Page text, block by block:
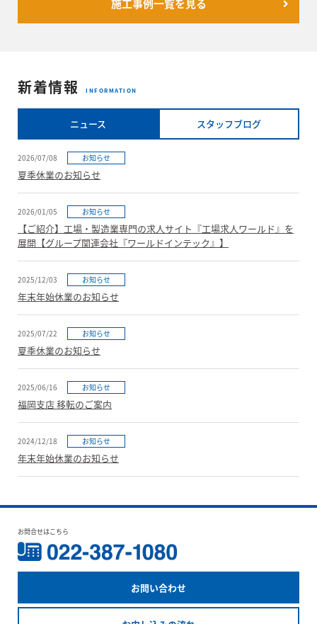
施工事例一覧を見る
新着情報 INFORMATION
ニュース スタッフブログ
2026/07/08 お知らせ
夏季休業のお知らせ
2026/01/05 お知らせ
【ご紹介】工場・製造業専門の求人サイト『工場求人ワールド』を
展開【グループ関連会社『ワールドインテック』】
2025/12/03 お知らせ
年末年始休業のお知らせ
2025/07/22 お知らせ
夏季休業のお知らせ
2025/06/16 お知らせ
福岡支店 移転のご案内
2024/12/18 お知らせ
年末年始休業のお知らせ
お問合せはこちら
お問い合わせ